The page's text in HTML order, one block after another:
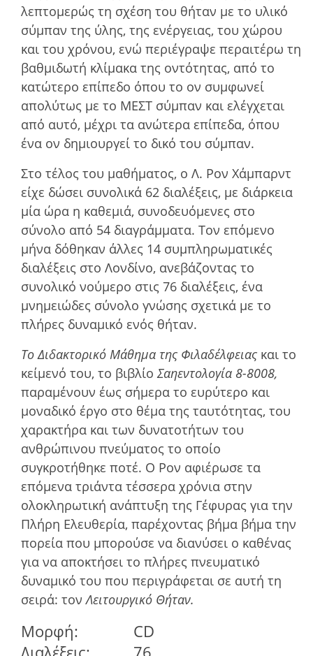
λεπτοµερώς τη σχέση του θήταν µε το υλικό
σύµπαν της ύλης, της ενέργειας, του χώρου
και του χρόνου, ενώ περιέγραψε περαιτέρω τη
βαθµιδωτή κλίµακα της οντότητας, από το
κατώτερο επίπεδο όπου το ον συµφωνεί
απολύτως µε το ΜΕΣΤ σύµπαν και ελέγχεται
από αυτό, µέχρι τα ανώτερα επίπεδα, όπου
ένα ον δηµιουργεί το δικό του σύµπαν.
Στο τέλος του µαθήµατος, ο Λ. Ρον Χάμπαρντ
είχε δώσει συνολικά 62 διαλέξεις, µε διάρκεια
µία ώρα η καθεµιά, συνοδευόµενες στο
σύνολο από 54 διαγράµµατα. Τον επόµενο
µήνα δόθηκαν άλλες 14 συµπληρωµατικές
διαλέξεις στο Λονδίνο, ανεβάζοντας το
συνολικό νούµερο στις 76 διαλέξεις, ένα
µνηµειώδες σύνολο γνώσης σχετικά µε το
πλήρες δυναμικό ενός θήταν.
Το Διδακτορικό Μάθηµα της Φιλαδέλφειας και το
κείµενό του, το βιβλίοΣαηεντολογία 8-8008,
παραµένουν έως σήµερα το ευρύτερο και
µοναδικό έργο στο θέµα της ταυτότητας, του
χαρακτήρα και των δυνατοτήτων του
ανθρώπινου πνεύµατος το οποίο
συγκροτήθηκε ποτέ. Ο Ρον αφιέρωσε τα
επόµενα τριάντα τέσσερα χρόνια στην
ολοκληρωτική ανάπτυξη της Γέφυρας για την
Πλήρη Ελευθερία, παρέχοντας βήµα βήµα την
πορεία που µπορούσε να διανύσει ο καθένας
για να αποκτήσει το πλήρες πνευµατικό
δυναµικό του που περιγράφεται σε αυτή τη
σειρά: τονΛειτουργικό Θήταν.
Μορφή:
CD